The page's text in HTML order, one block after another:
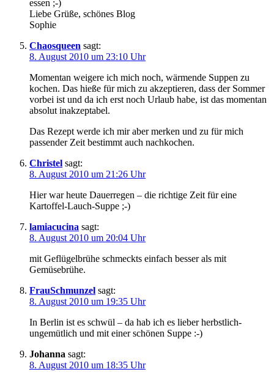
essen ;-)
Liebe Grüße, schönes Blog
Sophie
Chaosqueen sagt:
8. August 2010 um 23:10 Uhr
Momentan weigere ich mich noch, wärmende Suppen zu
kochen. Das hieße für mich zu akzeptieren, dass der Sommer
vorbei ist und da ich erst noch Urlaub habe, ist das momentan
absolut inakzeptabel.
Das Rezept werde ich mir aber merken und zu für mich
passender Zeit bestimmt auch nachkochen.
Christel sagt:
8. August 2010 um 21:26 Uhr
Hier war heute Dauerregen – die richtige Zeit für eine
Kartoffel-Lauch-Suppe ;-)
lamiacucina sagt:
8. August 2010 um 20:04 Uhr
mit Geflügelbrühe schmeckts einfach besser als mit
Gemüsebrühe.
FrauSchmunzel sagt:
8. August 2010 um 19:35 Uhr
In Berlin ist es schwül – da hab ich es lieber herbstlich-
ungemütlich und mit einer schönen Suppe :-)
Johanna sagt:
8. August 2010 um 18:35 Uhr